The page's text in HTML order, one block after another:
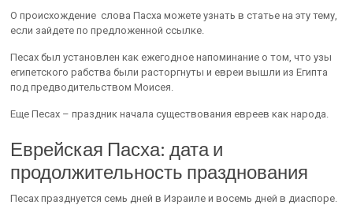
О происхождение слова Пасха можете узнать в статье на эту тему,
если зайдете по предложенной ссылке.
Песах был установлен как ежегодное напоминание о том, что узы
египетского рабства были расторгнуты и евреи вышли из Египта
под предводительством Моисея.
Еще Песах – праздник начала существования евреев как народа.
Еврейская Пасха: дата и
продолжительность празднования
Песах празднуется семь дней в Израиле и восемь дней в диаспоре.